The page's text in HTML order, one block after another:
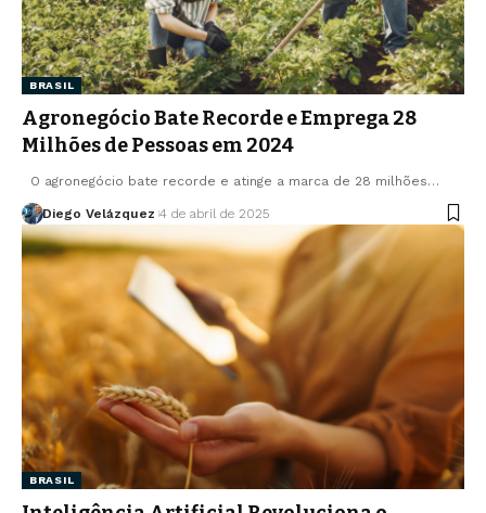
BRASIL
Agronegócio Bate Recorde e Emprega 28
Milhões de Pessoas em 2024
O agronegócio bate recorde e atinge a marca de 28 milhões…
Diego Velázquez 4 de abril de 2025
BRASIL